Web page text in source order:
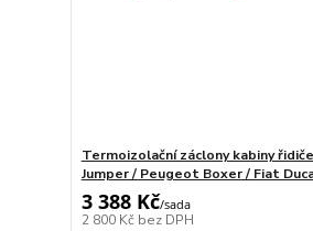
Termoizolační záclony kabiny
Jumper / Peugeot Boxer / Fiat
3 388 Kč/sada
2 800 Kč bez DPH